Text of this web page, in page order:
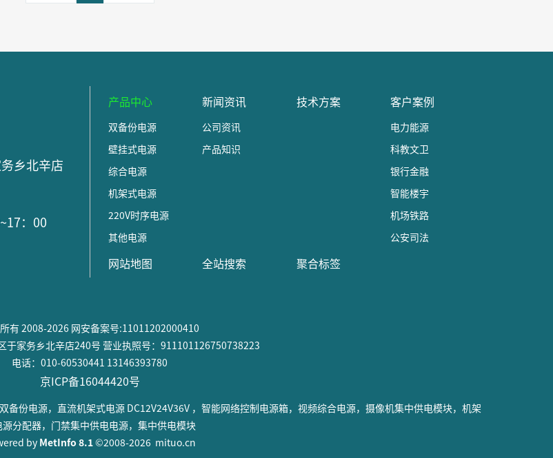
乡北辛店
：00
产品中心
双备份电源
壁挂式电源
综合电源
机架式电源
220V时序电源
其他电源
新闻资讯
公司资讯
产品知识
技术方案 客户案例
电力能源
科教文卫
银行金融
智能楼宇
机场铁路
公安司法
网站地图 全站搜索 聚合标签
有 2008-2026 网安备案号:11011202000410
于家务乡北辛店240号 营业执照号：911101126750738223
电话：010-60530441 13146393780
京ICP备16044420号
份电源，直流机架式电源 DC12V24V36V ，智能网络控制电源箱，视频综合电源，摄像机集中供电模块，机架
源分配器，门禁集中供电电源，集中供电模块
by MetInfo 8.1©2008-2026 mituo.cn